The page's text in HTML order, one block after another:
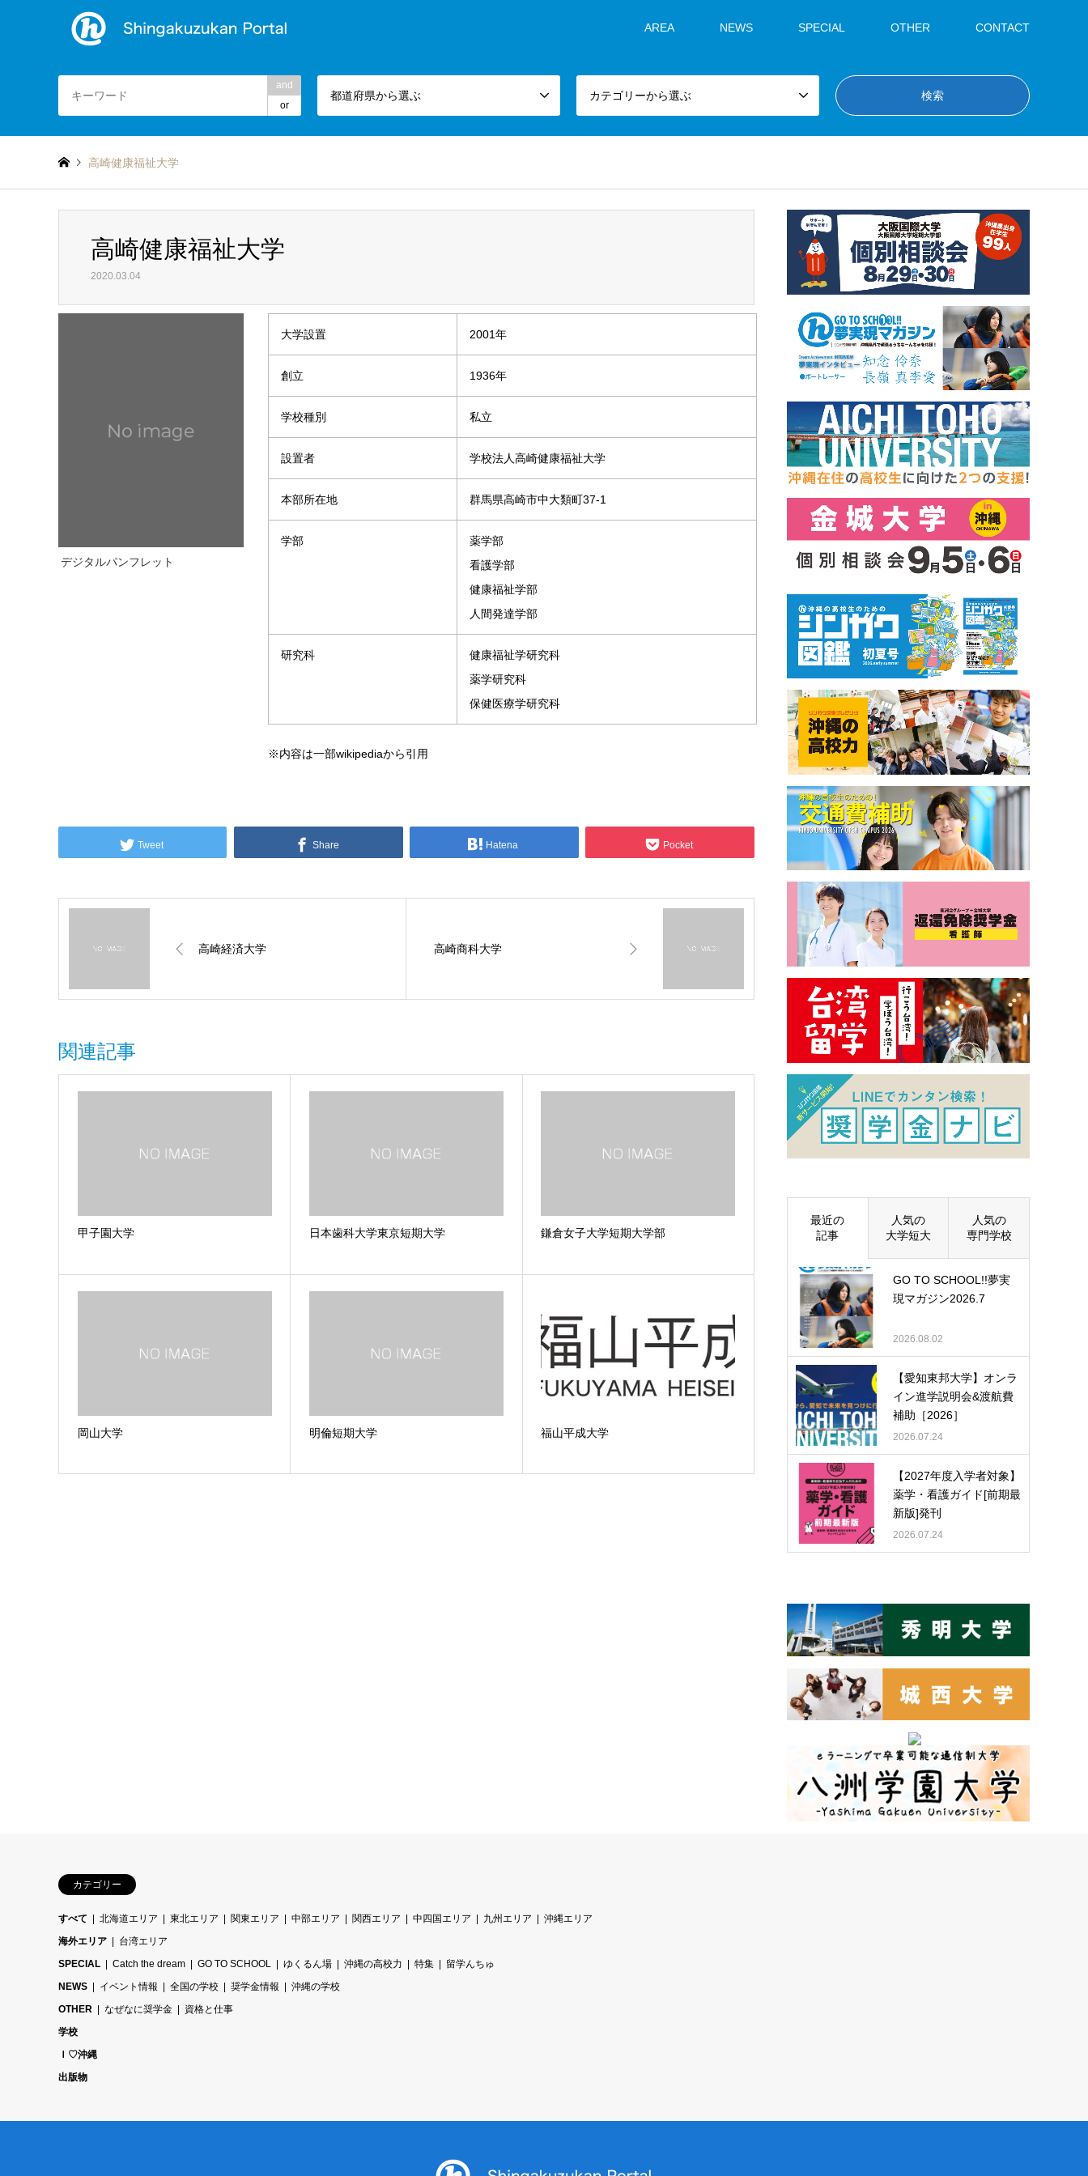
AREA NEWS SPECIAL OTHER CONTACT
and
or
都道府県から選ぶ カテゴリーから選ぶ
高崎健康福祉大学
高崎健康福祉大学
2020.03.04
デジタルパンフレット
大学設置 2001年
創立 1936年
学校種別 私立
設置者 学校法人高崎健康福祉大学
本部所在地 群馬県高崎市中大類町37-1
学部
薬学部
看護学部
健康福祉学部
人間発達学部
研究科
健康福祉学研究科
薬学研究科
保健医療学研究科
※内容は一部wikipediaから引用
Tweet Share Hatena Pocket
高崎経済大学 高崎商科大学
関連記事
甲子園大学 日本歯科大学東京短期大学 鎌倉女子大学短期大学部
岡山大学 明倫短期大学 福山平成大学
最近の
記事
人気の
大学短大
人気の
専門学校
GO TO SCHOOL!!夢実
現マガジン2026.7
2026.08.02
【愛知東邦大学】オンラ
イン進学説明会&渡航費
補助［2026］
2026.07.24
【2027年度入学者対象】
薬学・看護ガイド[前期最
新版]発刊
2026.07.24
カテゴリー
すべて 北海道エリア 東北エリア 関東エリア 中部エリア 関西エリア 中四国エリア 九州エリア
沖縄エリア
海外エリア
台湾エリア
SPECIAL
Catch the dream GO TO SCHOOL ゆくるん場 沖縄の高校力 特集
留学んちゅ
NEWS
イベント情報 全国の学校 奨学金情報
沖縄の学校
OTHER
なぜなに奨学金
資格と仕事
学校
Ｉ♡沖縄
出版物